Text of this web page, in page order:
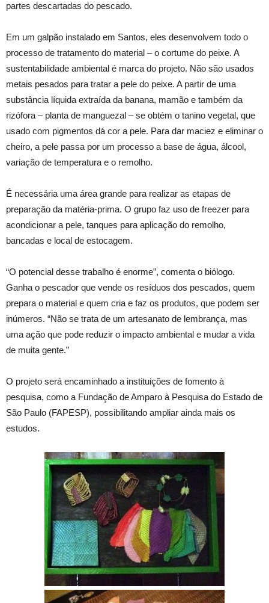
partes descartadas do pescado.
Em um galpão instalado em Santos, eles desenvolvem todo o
processo de tratamento do material – o cortume do peixe. A
sustentabilidade ambiental é marca do projeto. Não são usados
metais pesados para tratar a pele do peixe. A partir de uma
substância líquida extraída da banana, mamão e também da
rizófora – planta de manguezal – se obtém o tanino vegetal, que
usado com pigmentos dá cor a pele. Para dar maciez e eliminar o
cheiro, a pele passa por um processo a base de água, álcool,
variação de temperatura e o remolho.
É necessária uma área grande para realizar as etapas de
preparação da matéria-prima. O grupo faz uso de freezer para
acondicionar a pele, tanques para aplicação do remolho,
bancadas e local de estocagem.
“O potencial desse trabalho é enorme”, comenta o biólogo.
Ganha o pescador que vende os resíduos dos pescados, quem
prepara o material e quem cria e faz os produtos, que podem ser
inúmeros. “Não se trata de um artesanato de lembrança, mas
uma ação que pode reduzir o impacto ambiental e mudar a vida
de muita gente.”
O projeto será encaminhado a instituições de fomento à
pesquisa, como a Fundação de Amparo à Pesquisa do Estado de
São Paulo (FAPESP), possibilitando ampliar ainda mais os
estudos.